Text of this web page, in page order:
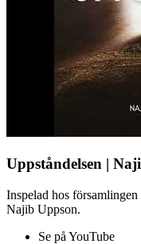
Uppståndelsen |
Inspelad hos
Najib Uppson.
Se på YouTube